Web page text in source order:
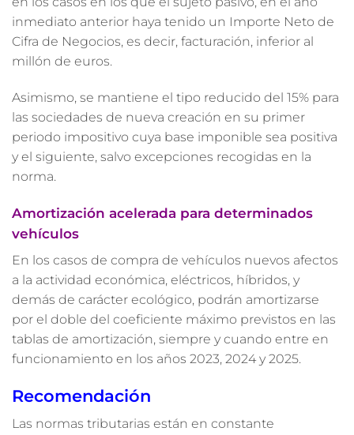
inmediato anterior haya tenido un Importe Neto de
Cifra de Negocios, es decir, facturación, inferior al
millón de euros.
Asimismo, se mantiene el tipo reducido del 15% para
las sociedades de nueva creación en su primer
periodo impositivo cuya base imponible sea positiva
y el siguiente, salvo excepciones recogidas en la
norma.
Amortización acelerada para determinados
vehículos
En los casos de compra de vehículos nuevos afectos
a la actividad económica, eléctricos, híbridos, y
demás de carácter ecológico, podrán amortizarse
por el doble del coeficiente máximo previstos en las
tablas de amortización, siempre y cuando entre en
funcionamiento en los años 2023, 2024 y 2025.
Recomendación
Las normas tributarias están en constante